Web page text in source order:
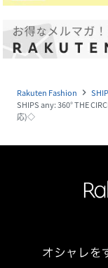
Rakuten Fashion navigate_next
SHIPS any: 360° THE
応)◇